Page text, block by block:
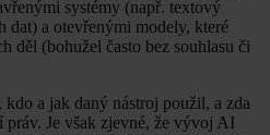
systémy (např. textový
dat) a otevřenými modely, které
děl (bohužel často bez souhlasu či
a jak daný nástroj použil, a zda
Je však zjevné, že vývoj AI